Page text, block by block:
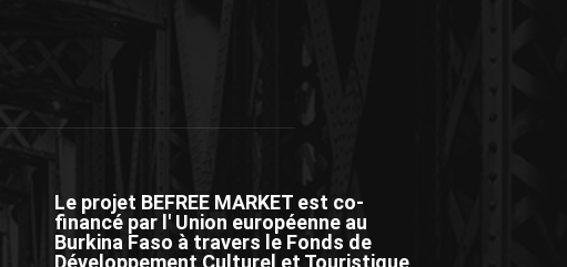
Le projet BEFREE MARKET est co-
financé par l' Union européenne au
Burkina Faso à travers le Fonds de